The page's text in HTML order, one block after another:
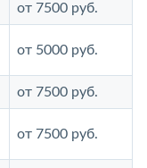
от 7500 руб.
от 5000 руб.
от 7500 руб.
от 7500 руб.